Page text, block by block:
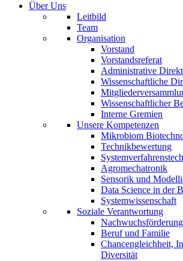
Über Uns
Leitbild
Team
Organisation
Vorstand
Vorstandsreferat
Administrative
Wissenschaftliche
Wissenschaftlicher
Interne Gremien
Unsere Kompetenzen
Mikrobiom
Technikbewertung
Agromechatronik
Sensorik und
Data Science in der
Systemwissenschaft
Soziale Verantwortung
Nachwuchsförderung
Beruf und Familie
Chancengleichheit,
Diversität